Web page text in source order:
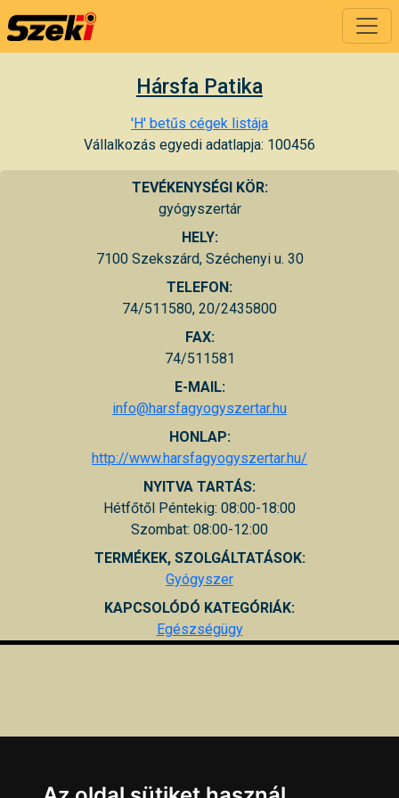
Hársfa Patika
'H' betűs cégek listája
Vállalkozás egyedi adatlapja: 100456
TEVÉKENYSÉGI KÖR:
gyógyszertár
HELY:
7100 Szekszárd, Széchenyi u. 30
TELEFON:
74/511580, 20/2435800
FAX:
74/511581
E-MAIL:
info@harsfagyogyszertar.hu
HONLAP:
http://www.harsfagyogyszertar.hu/
NYITVA TARTÁS:
Hétfőtől Péntekig: 08:00-18:00
Szombat: 08:00-12:00
TERMÉKEK, SZOLGÁLTATÁSOK:
Gyógyszer
KAPCSOLÓDÓ KATEGÓRIÁK:
Egészségügy